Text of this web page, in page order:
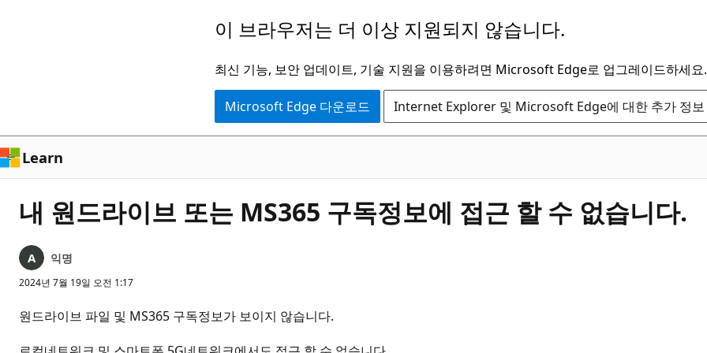
로
건
너
뛰
기
이 브라우저는 더 이상 지원되지 않습니다.
최신 기능, 보안 업데이트, 기술 지원을 이용하려면 Microsoft Edge로 업그레이드하세요.
Microsoft Edge 다운로드 Internet Explorer 및 Microsoft Edge에 대한 추가 정보
Learn
내 원드라이브 또는 MS365 구독정보에 접근 할 수 없습니다.
익명
2024년 7월 19일 오전 1:17
원드라이브 파일 및 MS365 구독정보가 보이지 않습니다.